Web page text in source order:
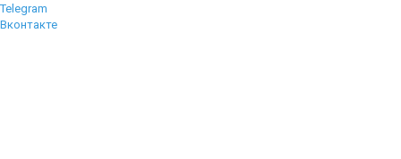
Telegram
Вконтакте